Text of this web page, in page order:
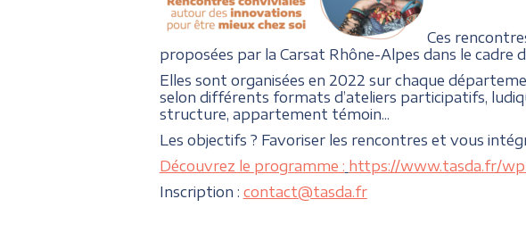
Ces
proposées par la Carsat Rhône-Alpes dans le cadre
Elles sont organisées en 2022 sur chaque
selon différents formats d’ateliers participatifs,
structure, appartement témoin...
Les objectifs ? Favoriser les rencontres et vous
Découvrez le programme : https://www.tasda.fr/
Inscription : contact@tasda.fr